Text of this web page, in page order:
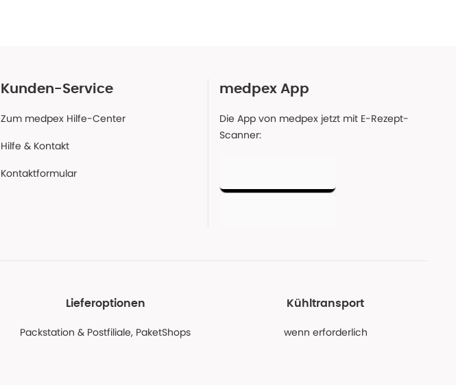
Kunden-Service
Zum medpex Hilfe-Center
Hilfe & Kontakt
Kontaktformular
medpex App
Die App von medpex jetzt mit E-Rezept-
Scanner:
Lieferoptionen
Packstation & Postfiliale, PaketShops
Kühltransport
wenn erforderlich